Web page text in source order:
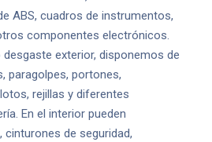
ABS, cuadros de instrumentos,
componentes electrónicos.
exterior, disponemos de
paragolpes, portones,
rejillas y diferentes
En el interior pueden
de seguridad,